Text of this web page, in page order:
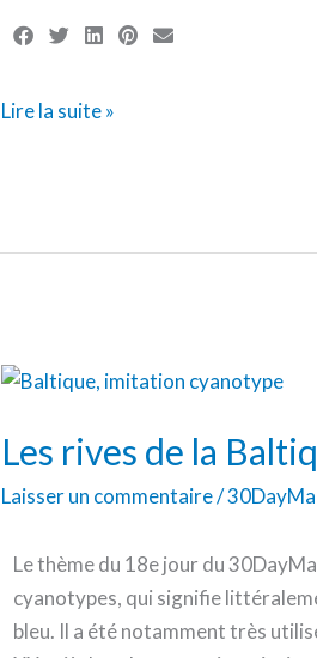
Lire la suite »
Les rives de la
Laisser un commentaire/
Le thème du 18e jour du
cyanotypes, qui signifie
bleu. Il a été notamment très
Les
de
Baltique